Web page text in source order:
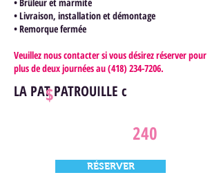
• Livraison, installation et démontage
• Remorque fermée
Veuillez nous contacter si vous désirez réserver pour
plus de deux journées au(418) 234-7206.
LA PAT PATROUILLE c
$
240
RÉSERVER